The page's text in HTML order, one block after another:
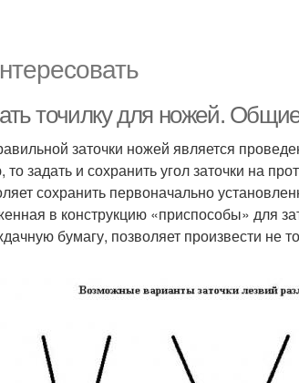
точилку для ножей.
заточки ножей является
задать и сохранить угол заточки на
сохранить первоначально
в конструкцию «приспособы» для
бумагу, позволяет произвести не